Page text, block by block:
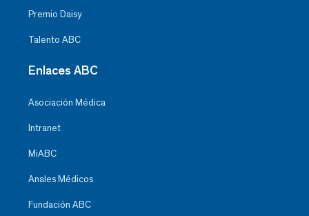
Premio Daisy
Talento ABC
Enlaces ABC
Asociación Médica
Intranet
MiABC
Anales Médicos
Fundación ABC